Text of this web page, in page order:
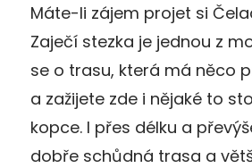
Máte-li zájem projet si
Zaječí stezka je jednou z
se o trasu, která má něco
a zažijete zde i nějaké to
kopce. I přes délku a
dobře schůdná trasa a